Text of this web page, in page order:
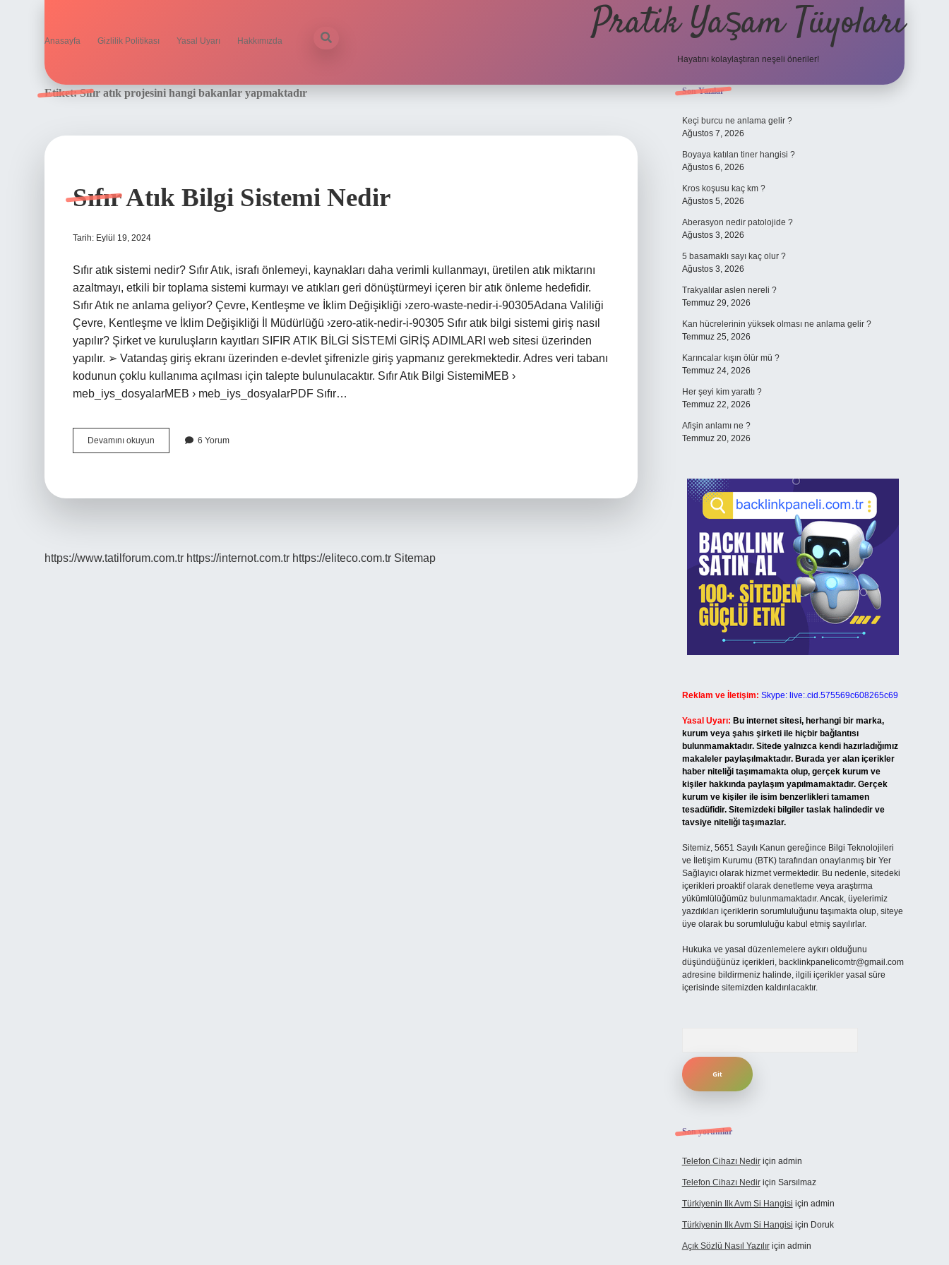
Anasayfa Gizlilik Politikası Yasal Uyarı Hakkımızda Pratik Yaşam Tüyoları
Hayatını kolaylaştıran neşeli öneriler!
Etiket:Sıfır atık projesini hangi bakanlar yapmaktadır
Sıfır Atık Bilgi Sistemi Nedir
Tarih: Eylül 19, 2024
Sıfır atık sistemi nedir? Sıfır Atık, israfı önlemeyi, kaynakları daha verimli kullanmayı, üretilen atık miktarını
azaltmayı, etkili bir toplama sistemi kurmayı ve atıkları geri dönüştürmeyi içeren bir atık önleme hedefidir.
Sıfır Atık ne anlama geliyor? Çevre, Kentleşme ve İklim Değişikliği ›zero-waste-nedir-i-90305Adana Valiliği
Çevre, Kentleşme ve İklim Değişikliği İl Müdürlüğü ›zero-atik-nedir-i-90305 Sıfır atık bilgi sistemi giriş nasıl
yapılır? Şirket ve kuruluşların kayıtları SIFIR ATIK BİLGİ SİSTEMİ GİRİŞ ADIMLARI web sitesi üzerinden
yapılır. ➢ Vatandaş giriş ekranı üzerinden e-devlet şifrenizle giriş yapmanız gerekmektedir. Adres veri tabanı
kodunun çoklu kullanıma açılması için talepte bulunulacaktır. Sıfır Atık Bilgi SistemiMEB ›
meb_iys_dosyalarMEB › meb_iys_dosyalarPDF Sıfır…
Devamını okuyun
Atık
6 Yorum
https://www.tatilforum.com.tr https://internot.com.tr https://eliteco.com.tr Sitemap
Sidebar
Son Yazılar
Keçi burcu ne anlama gelir ?
Ağustos 7, 2026
Boyaya katılan tiner hangisi ?
Ağustos 6, 2026
Kros koşusu kaç km ?
Ağustos 5, 2026
Aberasyon nedir patolojide ?
Ağustos 3, 2026
5 basamaklı sayı kaç olur ?
Ağustos 3, 2026
Trakyalılar aslen nereli ?
Temmuz 29, 2026
Kan hücrelerinin yüksek olması ne anlama gelir ?
Temmuz 25, 2026
Karıncalar kışın ölür mü ?
Temmuz 24, 2026
Her şeyi kim yarattı ?
Temmuz 22, 2026
Afişin anlamı ne ?
Temmuz 20, 2026
Reklam ve İletişim: Skype: live:.cid.575569c608265c69
Yasal Uyarı: Bu internet sitesi, herhangi bir marka,
kurum veya şahıs şirketi ile hiçbir bağlantısı
bulunmamaktadır. Sitede yalnızca kendi hazırladığımız
makaleler paylaşılmaktadır. Burada yer alan içerikler
haber niteliği taşımamakta olup, gerçek kurum ve
kişiler hakkında paylaşım yapılmamaktadır. Gerçek
kurum ve kişiler ile isim benzerlikleri tamamen
tesadüfidir. Sitemizdeki bilgiler taslak halindedir ve
tavsiye niteliği taşımazlar.
Sitemiz, 5651 Sayılı Kanun gereğince Bilgi Teknolojileri
ve İletişim Kurumu (BTK) tarafından onaylanmış bir Yer
Sağlayıcı olarak hizmet vermektedir. Bu nedenle, sitedeki
içerikleri proaktif olarak denetleme veya araştırma
yükümlülüğümüz bulunmamaktadır. Ancak, üyelerimiz
yazdıkları içeriklerin sorumluluğunu taşımakta olup, siteye
üye olarak bu sorumluluğu kabul etmiş sayılırlar.
Hukuka ve yasal düzenlemelere aykırı olduğunu
düşündüğünüz içerikleri, backlinkpanelicomtr@gmail.com
adresine bildirmeniz halinde, ilgili içerikler yasal süre
içerisinde sitemizden kaldırılacaktır.
Son yorumlar
Telefon Cihazı Nediriçin admin
Telefon Cihazı Nediriçin Sarsılmaz
Türkiyenin Ilk Avm Si Hangisi için admin
Türkiyenin Ilk Avm Si Hangisi için Doruk
Açık Sözlü Nasıl Yazılıriçin admin